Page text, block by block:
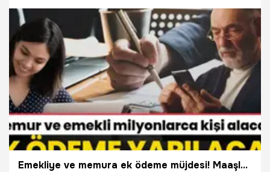
17.12.2023 Çalışma Hayatı
Emekliye ve memura ek ödeme müjdesi! Maaşlara 8.077 TL ilave ödeme yapılacak